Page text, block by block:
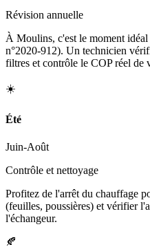
Révision annuelle
À Moulins, c'est le moment
n°2020-912). Un technicien
filtres et contrôle le COP réel de
☀️
Été
Juin-Août
Contrôle et nettoyage
Profitez de l'arrêt du chauffage
(feuilles, poussières) et vérifier
l'échangeur.
🍂